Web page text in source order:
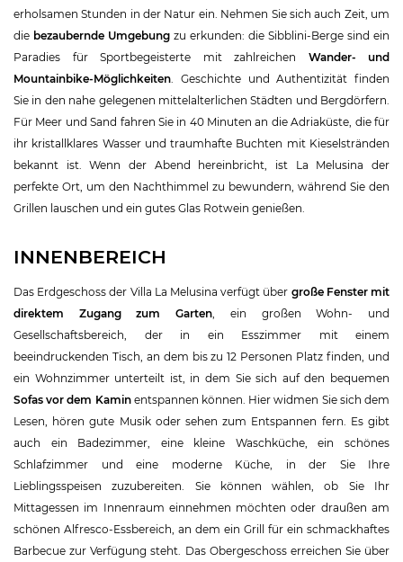
erholsamen Stunden in der Natur ein. Nehmen Sie sich auch Zeit, um
die bezaubernde Umgebung zu erkunden: die Sibblini-Berge sind ein
Paradies für Sportbegeisterte mit zahlreichen Wander- und
Mountainbike-Möglichkeiten . Geschichte und Authentizität finden
Sie in den nahe gelegenen mittelalterlichen Städten und Bergdörfern.
Für Meer und Sand fahren Sie in 40 Minuten an die Adriaküste, die für
ihr kristallklares Wasser und traumhafte Buchten mit Kieselstränden
bekannt ist. Wenn der Abend hereinbricht, ist La Melusina der
perfekte Ort, um den Nachthimmel zu bewundern, während Sie den
Grillen lauschen und ein gutes Glas Rotwein genießen.
INNENBEREICH
Das Erdgeschoss der Villa La Melusina verfügt über große Fenster mit
direktem Zugang zum Garten , ein großen Wohn- und
Gesellschaftsbereich, der in ein Esszimmer mit einem
beeindruckenden Tisch, an dem bis zu 12 Personen Platz finden, und
ein Wohnzimmer unterteilt ist, in dem Sie sich auf den bequemen
Sofas vor dem Kaminentspannen können. Hier widmen Sie sich dem
Lesen, hören gute Musik oder sehen zum Entspannen fern. Es gibt
auch ein Badezimmer, eine kleine Waschküche, ein schönes
Schlafzimmer und eine moderne Küche, in der Sie Ihre
Lieblingsspeisen zuzubereiten. Sie können wählen, ob Sie Ihr
Mittagessen im Innenraum einnehmen möchten oder draußen am
schönen Alfresco-Essbereich, an dem ein Grill für ein schmackhaftes
Barbecue zur Verfügung steht. Das Obergeschoss erreichen Sie über